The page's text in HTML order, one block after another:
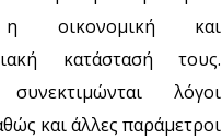
οικονομική και
κατάστασή τους.
λόγοι
και άλλες παράμετροι